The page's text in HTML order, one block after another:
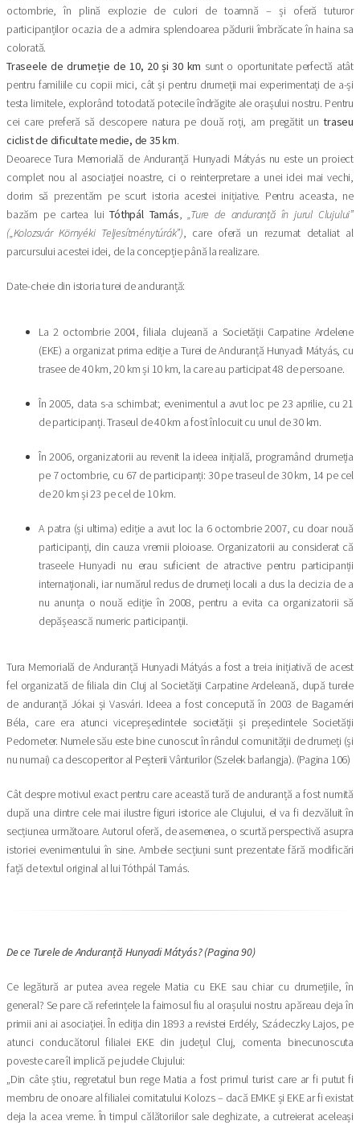
octombrie, în plină explozie de culori de toamnă – și oferă tuturor
participanților ocazia de a admira splendoarea pădurii îmbrăcate în haina sa
colorată.
Traseele de drumeție de 10, 20 și 30 km sunt o oportunitate perfectă atât
pentru familiile cu copii mici, cât și pentru drumeții mai experimentați de a-și
testa limitele, explorând totodată potecile îndrăgite ale orașului nostru. Pentru
cei care preferă să descopere natura pe două roți, am pregătit untraseu
ciclist de dificultate medie, de 35 km.
Deoarece Tura Memorială de Anduranță Hunyadi Mátyás nu este un proiect
complet nou al asociației noastre, ci o reinterpretare a unei idei mai vechi,
dorim să prezentăm pe scurt istoria acestei inițiative. Pentru aceasta, ne
bazăm pe cartea luiTóthpál Tamás,„Ture de anduranță în jurul Clujului”
(„Kolozsvár Környéki Teljesítménytúrák”), care oferă un rezumat detaliat al
parcursului acestei idei, de la concepție până la realizare.
Date-cheie din istoria turei de anduranță:
La 2 octombrie 2004, filiala clujeană a Societății Carpatine Ardelene
(EKE) a organizat prima ediție a Turei de Anduranță Hunyadi Mátyás, cu
trasee de 40 km, 20 km și 10 km, la care au participat 48 de persoane.
În 2005, data s-a schimbat; evenimentul a avut loc pe 23 aprilie, cu 21
de participanți. Traseul de 40 km a fost înlocuit cu unul de 30 km.
În 2006, organizatorii au revenit la ideea inițială, programând drumeția
pe 7 octombrie, cu 67 de participanți: 30 pe traseul de 30 km, 14 pe cel
de 20 km și 23 pe cel de 10 km.
A patra (și ultima) ediție a avut loc la 6 octombrie 2007, cu doar nouă
participanți, din cauza vremii ploioase. Organizatorii au considerat că
traseele Hunyadi nu erau suficient de atractive pentru participanții
internaționali, iar numărul redus de drumeți locali a dus la decizia de a
nu anunța o nouă ediție în 2008, pentru a evita ca organizatorii să
depășească numeric participanții.
Tura Memorială de Anduranță Hunyadi Mátyás a fost a treia inițiativă de acest
fel organizată de filiala din Cluj al Societății Carpatine Ardeleană, după turele
de anduranță Jókai și Vasvári. Ideea a fost concepută în 2003 de Bagaméri
Béla, care era atunci vicepreședintele societății și președintele Societății
Pedometer. Numele său este bine cunoscut în rândul comunității de drumeți (și
nu numai) ca descoperitor al Peșterii Vânturilor (Szelek barlangja). (Pagina 106)
Cât despre motivul exact pentru care această tură de anduranță a fost numită
după una dintre cele mai ilustre figuri istorice ale Clujului, el va fi dezvăluit în
secțiunea următoare. Autorul oferă, de asemenea, o scurtă perspectivă asupra
istoriei evenimentului în sine. Ambele secțiuni sunt prezentate fără modificări
față de textul original al lui Tóthpál Tamás.
De ce Turele de Anduranță Hunyadi Mátyás? (Pagina 90)
Ce legătură ar putea avea regele Matia cu EKE sau chiar cu drumețiile, în
general? Se pare că referințele la faimosul fiu al orașului nostru apăreau deja în
primii ani ai asociației. În ediția din 1893 a revistei Erdély, Szádeczky Lajos, pe
atunci conducătorul filialei EKE din județul Cluj, comenta binecunoscuta
poveste care îl implică pe judele Clujului:
„Din câte știu, regretatul bun rege Matia a fost primul turist care ar fi putut fi
membru de onoare al filialei comitatului Kolozs – dacă EMKE și EKE ar fi existat
deja la acea vreme. În timpul călătoriilor sale deghizate, a cutreierat aceleași